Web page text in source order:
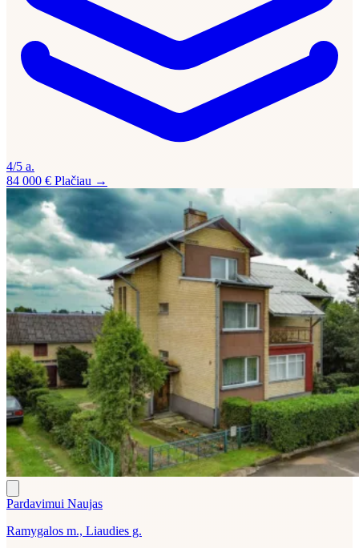
4/5 a.
84 000 € Plačiau →
Pardavimui Naujas
Ramygalos m., Liaudies g.